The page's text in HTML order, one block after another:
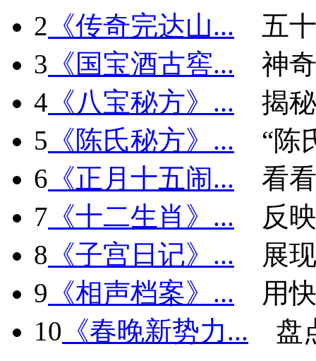
2 《传奇完达山...
五
3 《国宝酒古窖...
神
4 《八宝秘方》...
揭
5 《陈氏秘方》...
“陈
6 《正月十五闹...
看
7 《十二生肖》...
反
8 《子宫日记》...
展
9 《相声档案》...
用
10 《春晚新势力... 盘